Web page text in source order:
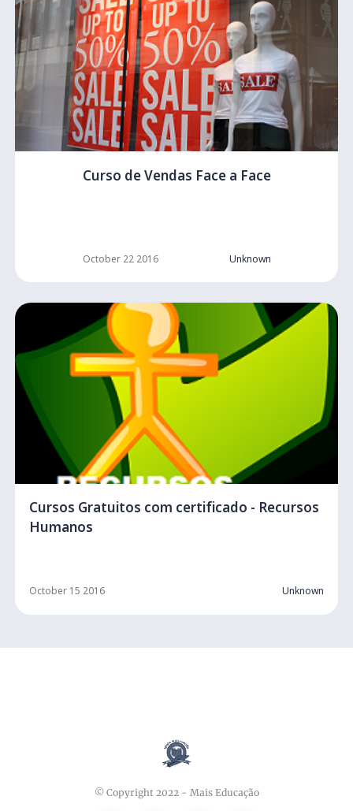
Curso de Vendas Face a Face
October 22 2016 Unknown
Cursos Gratuitos com certificado - Recursos
Humanos
October 15 2016 Unknown
© Copyright 2022 - Mais Educação